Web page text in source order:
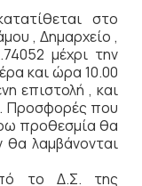
στο
, Δημαρχείο ,
μέχρι την
και ώρα 10.00
επιστολή , και
Προσφορές που
προθεσμία θα
θα λαμβάνονται
το Δ.Σ. της